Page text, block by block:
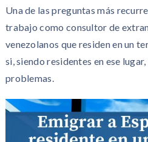
Una de las preguntas más
trabajo como consultor de
venezolanos que residen en un
si, siendo residentes en ese
problemas.